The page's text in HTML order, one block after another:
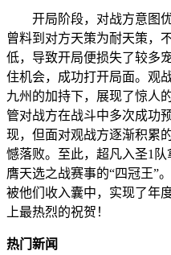
开局阶段，对战方意图
曾料到对方天策为耐天策，
低，导致开局便损失了较多
住机会，成功打开局面。观
九州的加持下，展现了惊人
管对战方在战斗中多次成功
现，但面对观战方逐渐积累
憾落败。至此，超凡入圣1
膺天选之战赛事的“四冠王”
被他们收入囊中，实现了年
上最热烈的祝贺！
热门新闻